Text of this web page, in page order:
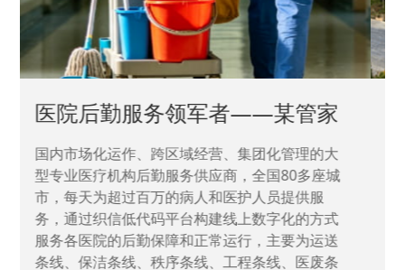
中国兵器工业集团——银光化学
国家“一五”期间156个重点项目之一。属于国家
高新技术企业，在信息化升级建设中，存在大
量“小、散、碎”的信息化需求，需要投入大量人
力资源进行开发，通过引入织信低代码平台，解
决当下遇到的各类业务难题，提升整体的IT研发
效率。